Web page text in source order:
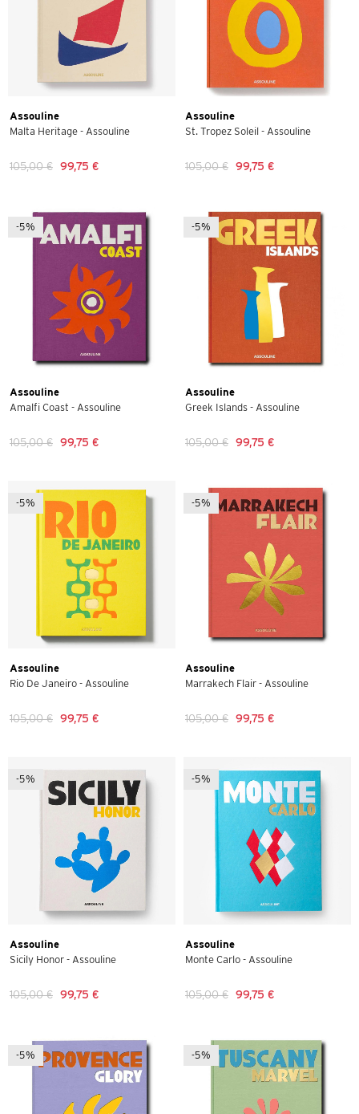
Assouline
Malta Heritage - Assouline
105,00 € 99,75 €
Assouline
St. Tropez Soleil - Assouline
105,00 € 99,75 €
-5%
Assouline
Amalfi Coast - Assouline
105,00 € 99,75 €
-5%
Assouline
Greek Islands - Assouline
105,00 € 99,75 €
-5%
Assouline
Rio De Janeiro - Assouline
105,00 € 99,75 €
-5%
Assouline
Marrakech Flair - Assouline
105,00 € 99,75 €
-5%
Assouline
Sicily Honor - Assouline
105,00 € 99,75 €
-5%
Assouline
Monte Carlo - Assouline
105,00 € 99,75 €
-5% -5%